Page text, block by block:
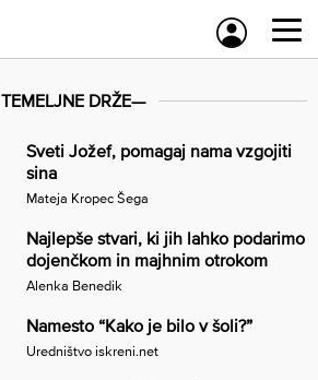
TEMELJNE DRŽE—
Sveti Jožef, pomagaj nama vzgojiti
sina
Mateja Kropec Šega
Najlepše stvari, ki jih lahko podarimo
dojenčkom in majhnim otrokom
Alenka Benedik
Namesto “Kako je bilo v šoli?”
Uredništvo iskreni.net